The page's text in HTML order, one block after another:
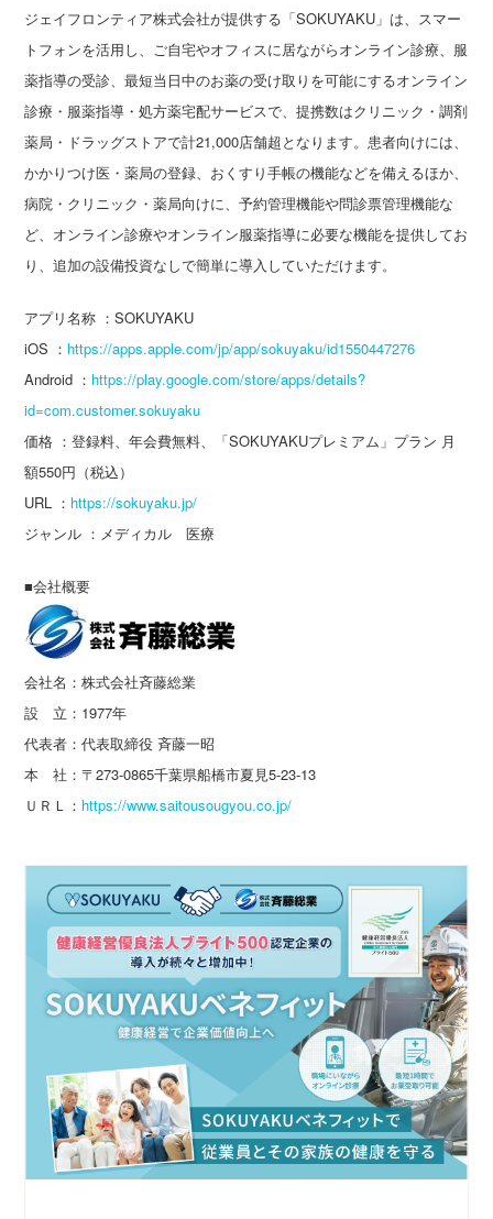
ジェイフロンティア株式会社が提供する「SOKUYAKU」は、スマー
トフォンを活用し、ご自宅やオフィスに居ながらオンライン診療、服
薬指導の受診、最短当日中のお薬の受け取りを可能にするオンライン
診療・服薬指導・処方薬宅配サービスで、提携数はクリニック・調剤
薬局・ドラッグストアで計21,000店舗超となります。患者向けには、
かかりつけ医・薬局の登録、おくすり手帳の機能などを備えるほか、
病院・クリニック・薬局向けに、予約管理機能や問診票管理機能な
ど、オンライン診療やオンライン服薬指導に必要な機能を提供してお
り、追加の設備投資なしで簡単に導入していただけます。
アプリ名称 ：SOKUYAKU
iOS ： https://apps.apple.com/jp/app/sokuyaku/id1550447276
Android ： https://play.google.com/store/apps/details?
id=com.customer.sokuyaku
価格 ：登録料、年会費無料、「SOKUYAKUプレミアム」プラン 月
額550円（税込）
URL ： https://sokuyaku.jp/
ジャンル ：メディカル 医療
■会社概要
会社名：株式会社斉藤総業
設 立：1977年
代表者：代表取締役 斉藤一昭
本 社：〒273-0865千葉県船橋市夏見5-23-13
ＵＲＬ： https://www.saitousougyou.co.jp/